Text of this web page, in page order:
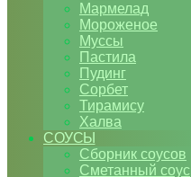
Мармелад
Мороженое
Муссы
Пастила
Пудинг
Сорбет
Тирамису
Халва
СОУСЫ
Сборник соусов
Сметанный соус